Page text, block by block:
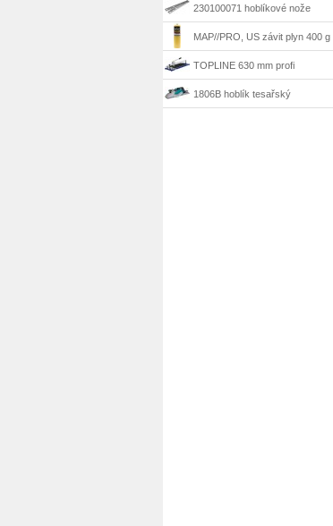
Steinel
230100071 hoblíkové nože
HSS 210 mm Matrix
MAP//PRO, US závit plyn 400 g
Bernzomatic
TOPLINE 630 mm profi
řezačka Kaufmann
1806B hoblík tesařský